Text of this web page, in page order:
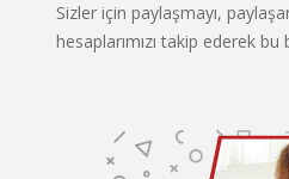
Sizler için paylaşmayı,
hesaplarımızı takip ederek